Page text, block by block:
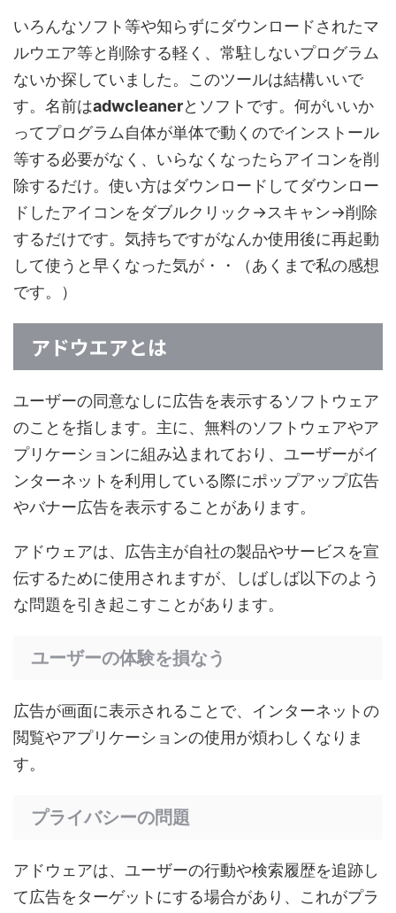
いろんなソフト等や知らずにダウンロードされたマ
ルウエア等と削除する軽く、常駐しないプログラム
ないか探していました。このツールは結構いいで
す。名前はadwcleanerとソフトです。何がいいか
ってプログラム自体が単体で動くのでインストール
等する必要がなく、いらなくなったらアイコンを削
除するだけ。使い方はダウンロードしてダウンロー
ドしたアイコンをダブルクリック→スキャン→削除
するだけです。気持ちですがなんか使用後に再起動
して使うと早くなった気が・・（あくまで私の感想
です。）
アドウエアとは
ユーザーの同意なしに広告を表示するソフトウェア
のことを指します。主に、無料のソフトウェアやア
プリケーションに組み込まれており、ユーザーがイ
ンターネットを利用している際にポップアップ広告
やバナー広告を表示することがあります。
アドウェアは、広告主が自社の製品やサービスを宣
伝するために使用されますが、しばしば以下のよう
な問題を引き起こすことがあります。
ユーザーの体験を損なう
広告が画面に表示されることで、インターネットの
閲覧やアプリケーションの使用が煩わしくなりま
す。
プライバシーの問題
アドウェアは、ユーザーの行動や検索履歴を追跡し
て広告をターゲットにする場合があり、これがプラ